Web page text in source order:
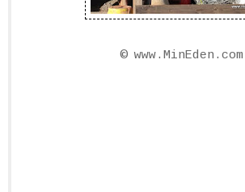
© www.MinEden.com